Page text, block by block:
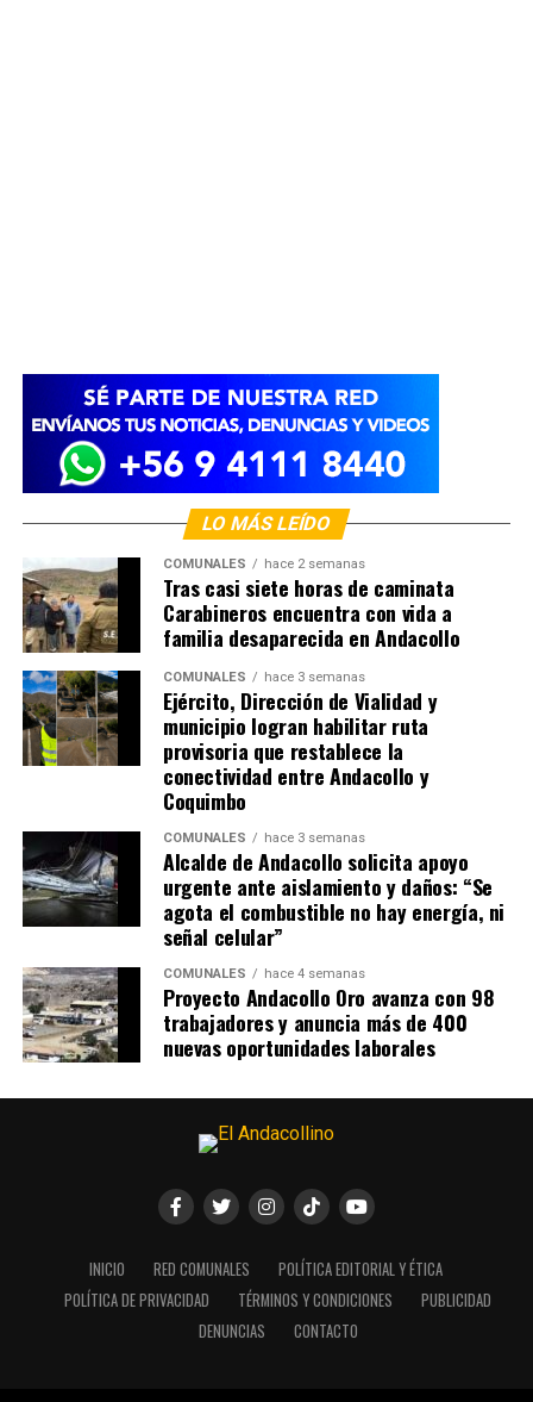
LO MÁS LEÍDO
COMUNALES hace 2 semanas
Tras casi siete horas de caminata
Carabineros encuentra con vida a
familia desaparecida en Andacollo
COMUNALES hace 3 semanas
Ejército, Dirección de Vialidad y
municipio logran habilitar ruta
provisoria que restablece la
conectividad entre Andacollo y
Coquimbo
COMUNALES hace 3 semanas
Alcalde de Andacollo solicita apoyo
urgente ante aislamiento y daños: “Se
agota el combustible no hay energía, ni
señal celular”
COMUNALES hace 4 semanas
Proyecto Andacollo Oro avanza con 98
trabajadores y anuncia más de 400
nuevas oportunidades laborales
INICIO RED COMUNALES
POLÍTICA EDITORIAL Y ÉTICA
POLÍTICA DE PRIVACIDAD
TÉRMINOS Y CONDICIONES
PUBLICIDAD
DENUNCIAS
CONTACTO